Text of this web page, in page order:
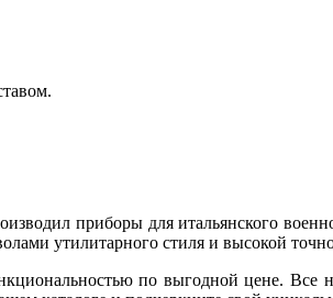
приборы для итальянского
утилитарного стиля и высокой
по выгодной цене. Все